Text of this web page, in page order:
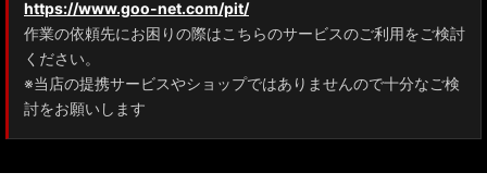
https://www.goo-net.com/pit/
作業の依頼先にお困りの際はこちらのサービスのご利用をご検討
ください。
※当店の提携サービスやショップではありませんので十分なご検
討をお願いします